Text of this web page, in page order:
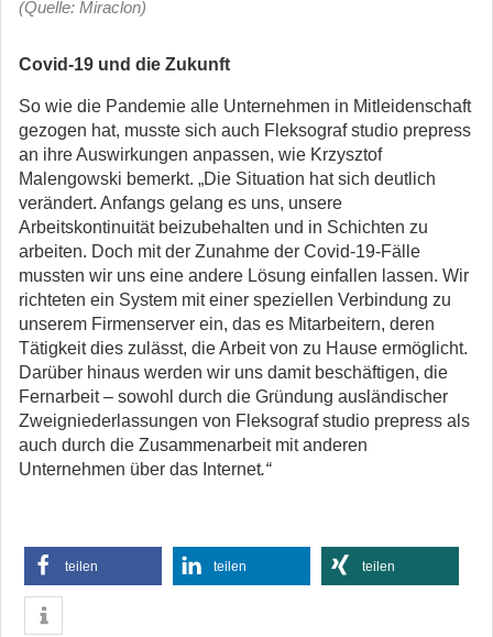
(Quelle: Miraclon)
Covid-19 und die Zukunft
So wie die Pandemie alle Unternehmen in Mitleidenschaft
gezogen hat, musste sich auch Fleksograf studio prepress
an ihre Auswirkungen anpassen, wie Krzysztof
Malengowski bemerkt. „Die Situation hat sich deutlich
verändert. Anfangs gelang es uns, unsere
Arbeitskontinuität beizubehalten und in Schichten zu
arbeiten. Doch mit der Zunahme der Covid-19-Fälle
mussten wir uns eine andere Lösung einfallen lassen. Wir
richteten ein System mit einer speziellen Verbindung zu
unserem Firmenserver ein, das es Mitarbeitern, deren
Tätigkeit dies zulässt, die Arbeit von zu Hause ermöglicht.
Darüber hinaus werden wir uns damit beschäftigen, die
Fernarbeit – sowohl durch die Gründung ausländischer
Zweigniederlassungen von Fleksograf studio prepress als
auch durch die Zusammenarbeit mit anderen
Unternehmen über das Internet.“
teilen teilen teilen